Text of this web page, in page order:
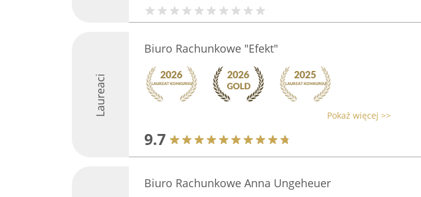
Laureaci
Biuro Rachunkowe "Efekt"
Pokaż więcej >>
9.7
Biuro Rachunkowe Anna Ungeheuer